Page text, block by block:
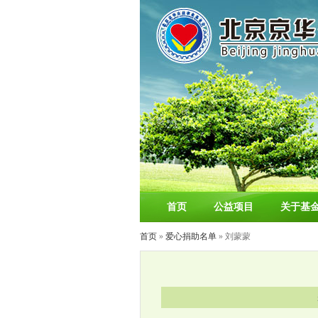
首页 公益项目 关于基
首页 » 爱心捐助名单 » 刘蒙蒙